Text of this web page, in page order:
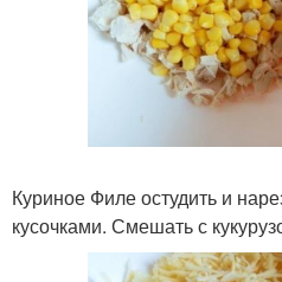
Куриное Филе остудить и
кусочками. Смешать с